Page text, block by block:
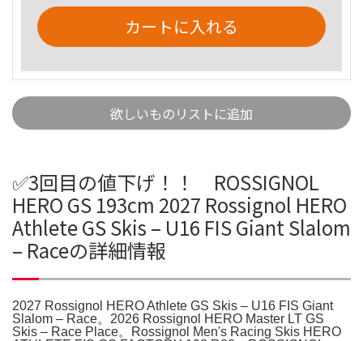
カートに入れる
欲しいものリストに追加
✅3回目の値下げ！！ ROSSIGNOL
HERO GS 193cm 2027 Rossignol HERO
Athlete GS Skis – U16 FIS Giant Slalom
– Raceの詳細情報
2027 Rossignol HERO Athlete GS Skis – U16 FIS Giant
Slalom – Race。2026 Rossignol HERO Master LT GS
Skis – Race Place。Rossignol Men's Racing Skis HERO